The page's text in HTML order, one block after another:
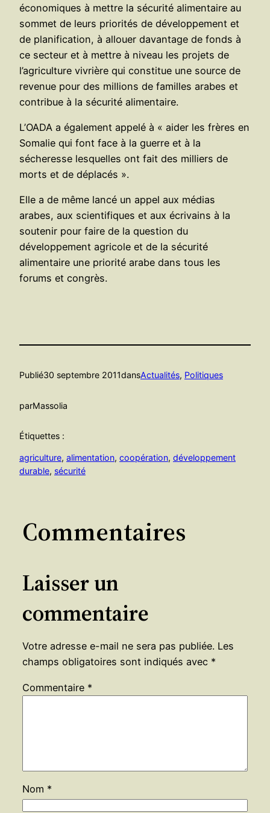
économiques à mettre la sécurité alimentaire au
sommet de leurs priorités de développement et
de planification, à allouer davantage de fonds à
ce secteur et à mettre à niveau les projets de
l’agriculture vivrière qui constitue une source de
revenue pour des millions de familles arabes et
contribue à la sécurité alimentaire.
L’OADA a également appelé à « aider les frères en
Somalie qui font face à la guerre et à la
sécheresse lesquelles ont fait des milliers de
morts et de déplacés ».
Elle a de même lancé un appel aux médias
arabes, aux scientifiques et aux écrivains à la
soutenir pour faire de la question du
développement agricole et de la sécurité
alimentaire une priorité arabe dans tous les
forums et congrès.
Publié30 septembre 2011dansActualités, Politiques
parMassolia
Étiquettes :
agriculture, alimentation, coopération, développement
durable, sécurité
Commentaires
Laisser un
commentaire
Votre adresse e-mail ne sera pas publiée. Les
champs obligatoires sont indiqués avec *
Commentaire *
Nom *